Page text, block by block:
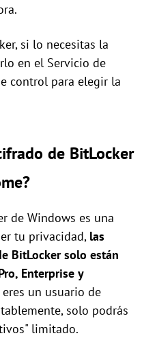
si lo necesitas la
en el Servicio de
control para elegir la
de BitLocker
de Windows es una
tu privacidad, las
BitLocker solo están
Enterprise y
eres un usuario de
solo podrás
limitado.